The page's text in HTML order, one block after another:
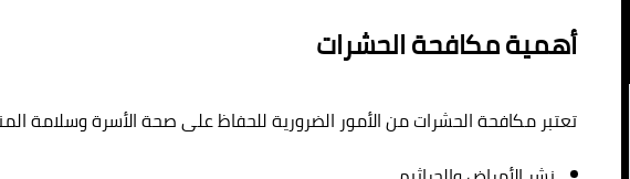
أهمية مكافحة الحشرات
تعتبر مكافحة الحشرات من الأمور الضرورية للحفاظ على صحة الأسرة وسلامة